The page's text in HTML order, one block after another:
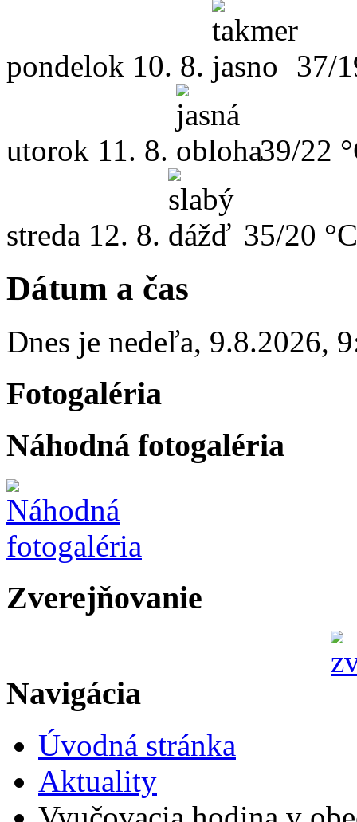
pondelok 10. 8. 37/
utorok 11. 8. 39/22
streda 12. 8. 35/20 °C
Dátum a čas
Dnes je nedeľa, 9.8.2026,
Fotogaléria
Náhodná fotogaléria
Zverejňovanie
Navigácia
Úvodná stránka
Aktuality